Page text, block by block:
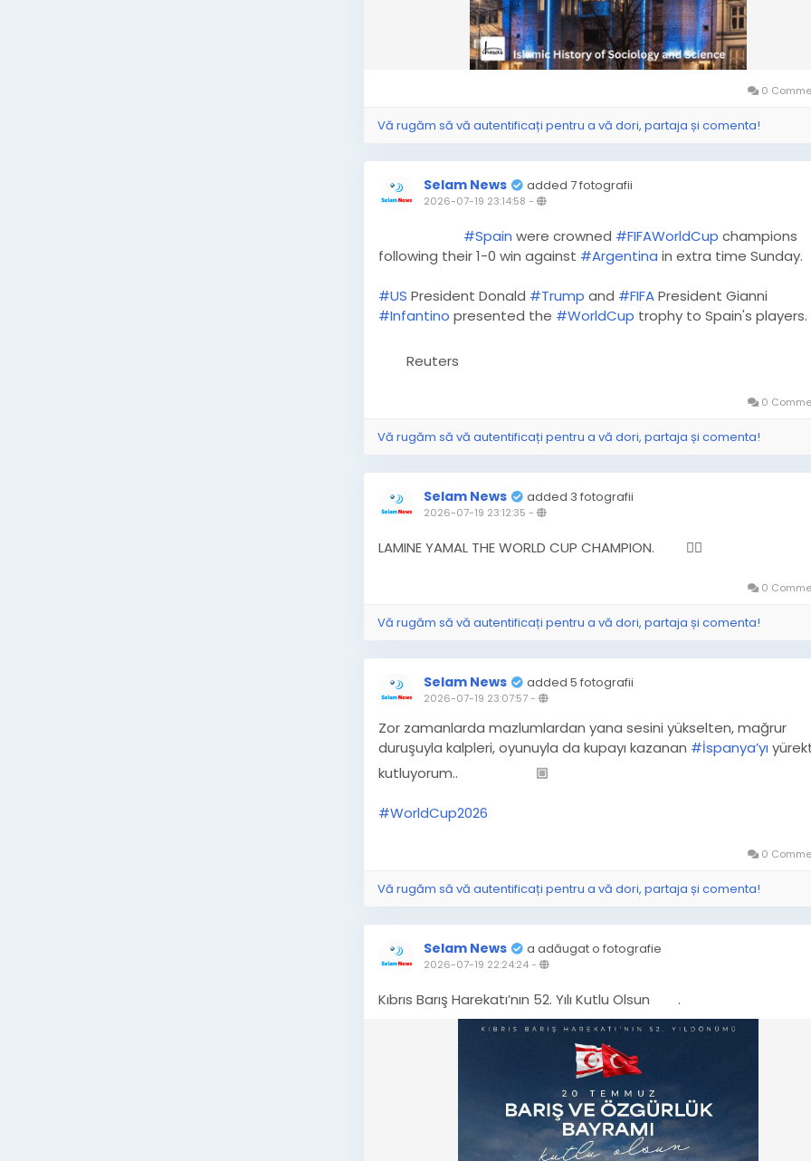
0
Vă rugăm să vă autentificați pentru a vă dori, partaja și comenta!
Selam News added 7 fotografii
2026-07-19 23:14:58 -
#Spain were crowned #FIFAWorldCup champions
following their 1-0 win against #Argentina in extra time Sunday.
#US President Donald #Trump and #FIFAPresident Gianni
#Infantino presented the #WorldCup trophy to Spain's players.
Reuters
0
Vă rugăm să vă autentificați pentru a vă dori, partaja și comenta!
Selam News added 3 fotografii
2026-07-19 23:12:35 -
LAMINE YAMAL THE WORLD CUP CHAMPION. ☝🏽
0
Vă rugăm să vă autentificați pentru a vă dori, partaja și comenta!
Selam News added 5 fotografii
2026-07-19 23:07:57-
Zor zamanlarda mazlumlardan yana sesini yükselten, mağrur
duruşuyla kalpleri, oyunuyla da kupayı kazanan #İspanya’yı
kutluyorum..
🏼
#WorldCup2026
0
Vă rugăm să vă autentificați pentru a vă dori, partaja și comenta!
Selam News a adăugat o fotografie
2026-07-19 22:24:24-
Kıbrıs Barış Harekatı’nın 52. Yılı Kutlu Olsun .